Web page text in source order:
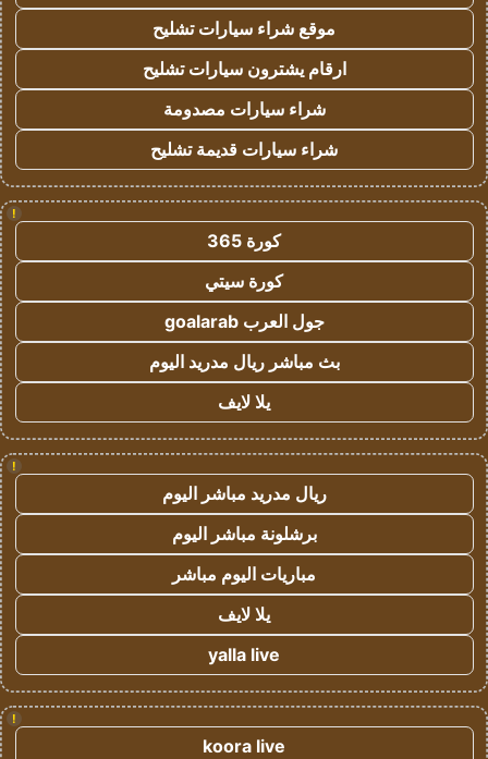
موقع شراء سيارات تشليح
ارقام يشترون سيارات تشليح
شراء سيارات مصدومة
شراء سيارات قديمة تشليح
!
كورة 365
كورة سيتي
جول العرب goalarab
بث مباشر ريال مدريد اليوم
يلا لايف
!
ريال مدريد مباشر اليوم
برشلونة مباشر اليوم
مباريات اليوم مباشر
يلا لايف
yalla live
!
koora live